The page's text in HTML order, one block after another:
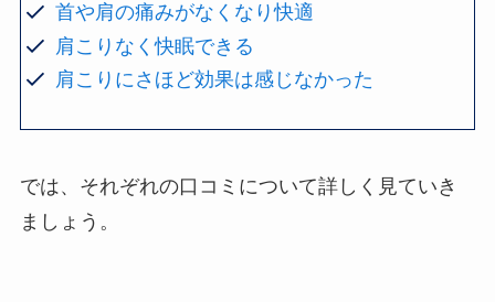
首や肩の痛みがなくなり快適
肩こりなく快眠できる
肩こりにさほど効果は感じなかった
では、それぞれの口コミについて詳しく見ていき
ましょう。